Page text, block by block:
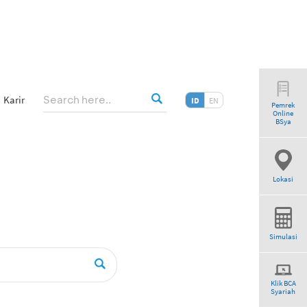
Karir ID EN
Pemrek
Online
BSya
Lokasi
Simulasi
Klik BCA
Syariah